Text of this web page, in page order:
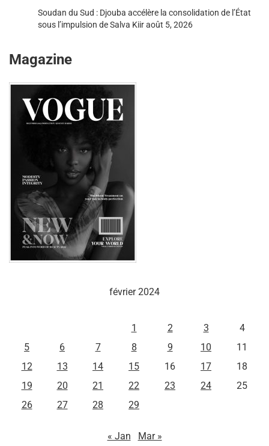
Soudan du Sud : Djouba accélère la consolidation de l’État
sous l’impulsion de Salva Kiiraoût 5, 2026
Magazine
février 2024
1
2 3
4
5
6 7 8 9 10
11
12
13 14 15 16 17
18
19
20 21 22 23 24
25
26
27 28 29
« Jan Mar »